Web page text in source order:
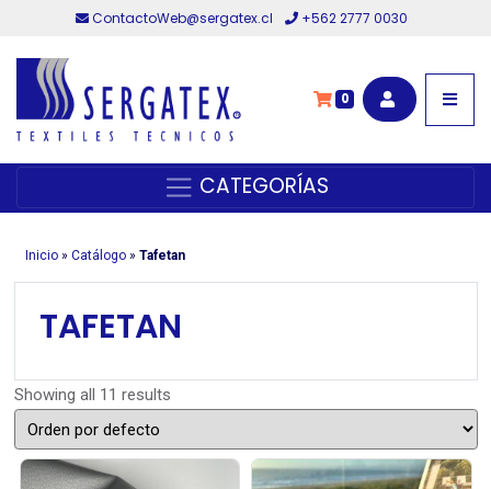
ContactoWeb@sergatex.cl +562 2777 0030
0
CATEGORÍAS
Inicio» Catálogo» Tafetan
TAFETAN
Showing all 11 results